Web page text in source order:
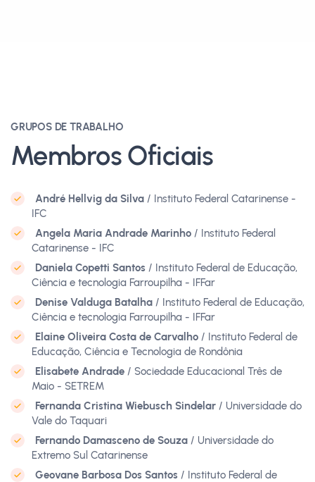
GRUPOS DE TRABALHO
Membros Oficiais
André Hellvig da Silva / Instituto Federal Catarinense -
IFC
Angela Maria Andrade Marinho / Instituto Federal
Catarinense - IFC
Daniela Copetti Santos / Instituto Federal de Educação,
Ciência e tecnologia Farroupilha - IFFar
Denise Valduga Batalha / Instituto Federal de Educação,
Ciência e tecnologia Farroupilha - IFFar
Elaine Oliveira Costa de Carvalho / Instituto Federal de
Educação, Ciência e Tecnologia de Rondônia
Elisabete Andrade / Sociedade Educacional Três de
Maio - SETREM
Fernanda Cristina Wiebusch Sindelar / Universidade do
Vale do Taquari
Fernando Damasceno de Souza / Universidade do
Extremo Sul Catarinense
Geovane Barbosa Dos Santos / Instituto Federal de